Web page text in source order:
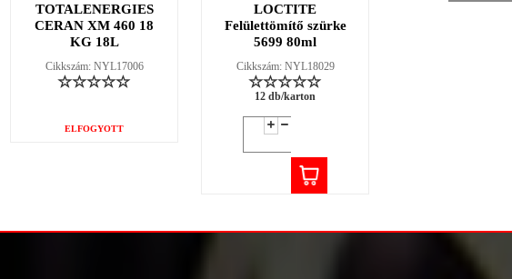
TOTALENERGIES
CERAN XM 460 18
KG 18L
Cikkszám: NYL17006
ELFOGYOTT
LOCTITE
Felülettömítő szürke
5699 80ml
Cikkszám: NYL18029
12 db/karton